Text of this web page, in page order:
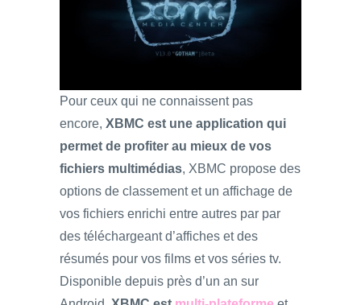
Pour ceux qui ne connaissent pas
encore, XBMC est une application qui
permet de profiter au mieux de vos
fichiers multimédias, XBMC propose des
options de classement et un affichage de
vos fichiers enrichi entre autres par par
des téléchargeant d’affiches et des
résumés pour vos films et vos séries tv.
Disponible depuis près d’un an sur